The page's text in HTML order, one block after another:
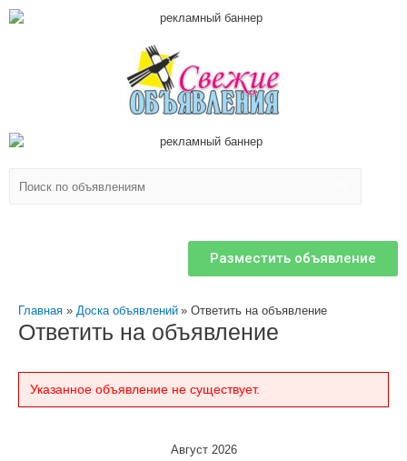
Разместить объявление
Главная Доска объявлений Ответить на объявление
Ответить на объявление
Указанное объявление не существует.
Август 2026